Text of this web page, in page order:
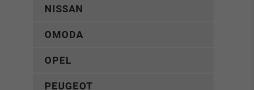
NISSAN
OMODA
OPEL
PEUGEOT